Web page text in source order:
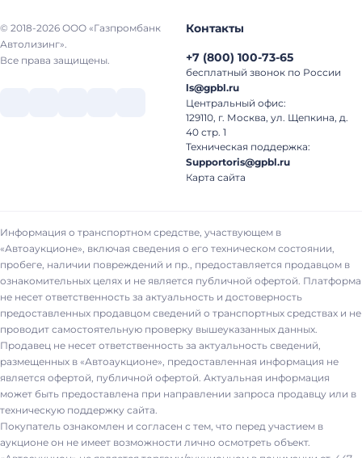
© 2018-2026 ООО «Газпромбанк
Автолизинг».
Все права защищены.
Контакты
+7 (800) 100-73-65
бесплатный звонок по России
ls@gpbl.ru
Центральный офис:
129110, г. Москва, ул. Щепкина, д.
40 стр. 1
Техническая поддержка:
Supportoris@gpbl.ru
Карта сайта
Информация о транспортном средстве, участвующем в
«Автоаукционе», включая сведения о его техническом состоянии,
пробеге, наличии повреждений и пр., предоставляется продавцом в
ознакомительных целях и не является публичной офертой. Платформа
не несет ответственность за актуальность и достоверность
предоставленных продавцом сведений о транспортных средствах и не
проводит самостоятельную проверку вышеуказанных данных.
Продавец не несет ответственность за актуальность сведений,
размещенных в «Автоаукционе», предоставленная информация не
является офертой, публичной офертой. Актуальная информация
может быть предоставлена при направлении запроса продавцу или в
техническую поддержку сайта.
Покупатель ознакомлен и согласен с тем, что перед участием в
аукционе он не имеет возможности лично осмотреть объект.